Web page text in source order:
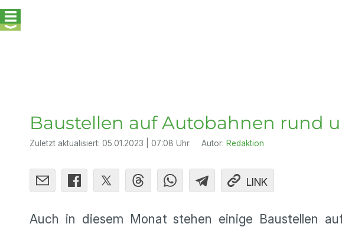
Baustellen auf Autobahnen rund
Zuletzt aktualisiert: 05.01.2023 | 07:08 Uhr Autor: Redaktion
LINK
Auch in diesem Monat stehen einige Baustellen